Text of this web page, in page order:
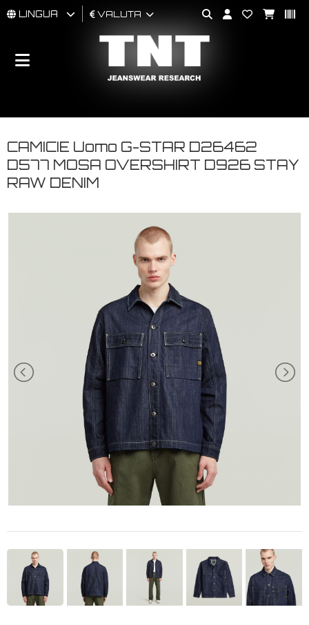
UOMO
BRAND
LINGUA VALUTA
CAMICIE Uomo G-STAR D26462
D577 MOSA OVERSHIRT D926 STAY
RAW DENIM